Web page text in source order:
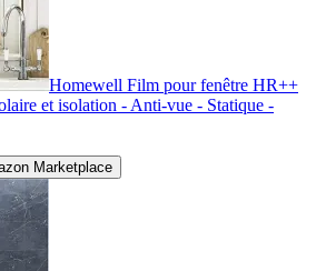
Homewell Film pour fenêtre HR++
et isolation - Anti-vue - Statique -
Marketplace